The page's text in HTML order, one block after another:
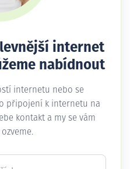
internet
nabídnout
internetu nebo se
připojení k internetu na
kontakt a my se vám